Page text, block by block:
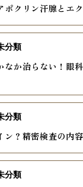
ポクリン汗腺とエ
なか治らない！眼
分類
ン？精密検査の内
分類
分類